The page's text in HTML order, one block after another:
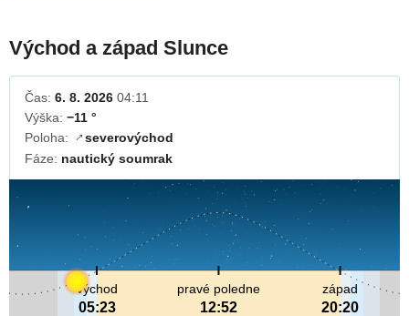
Východ a západ Slunce
Čas: 6. 8. 2026 04:11
Výška: −11 °
Poloha: ↓severovýchod
Fáze: nautický soumrak
pravé poledne
12:52
východ
05:23
západ
20:20